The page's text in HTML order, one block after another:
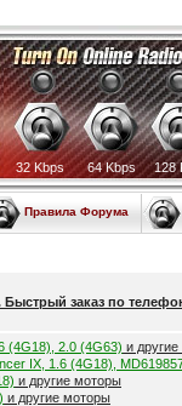
32 Kbps 64 Kbps 128
Правила Форума
Быстрый заказ по
(4G18), 2.0 (4G63) и
IX, 1.6 (4G18),
и другие моторы
и другие моторы